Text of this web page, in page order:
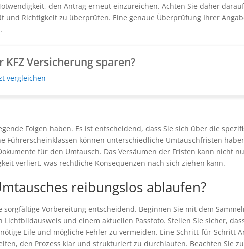
den Antrag erneut einzureichen. Achten Sie daher
Richtigkeit zu überprüfen. Eine genaue Überprüfung Ihrer
KFZ Versicherung sparen?
vergleichen
Folgen haben. Es ist entscheidend, dass Sie sich über die
können unterschiedliche Umtauschfristen
für den Umtausch. Das Versäumen der Fristen kann nicht
verliert, was rechtliche Konsequenzen nach sich ziehen kann.
reibungslos ablaufen?
Vorbereitung entscheidend. Beginnen Sie mit dem
und einem aktuellen Passfoto. Stellen Sie sicher,
Eile und mögliche Fehler zu vermeiden. Eine Schritt-für-Schritt
den Prozess klar und strukturiert zu durchlaufen. Beachten Sie